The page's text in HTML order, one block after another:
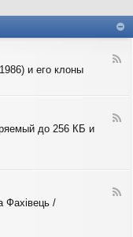
F
d
R
o
8
и его клоны
F
до 256 КБ и
F
Фахiвець /